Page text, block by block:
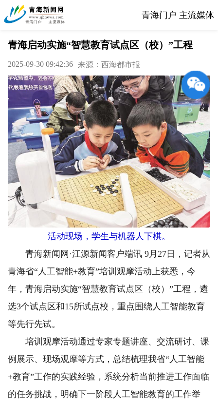
青海门户 主流媒体
青海启动实施“智慧教育试点区（校）”工程
2025-09-30 09:42:36 来源：西海都市报
活动现场，学生与机器人下棋。
青海新闻网·江源新闻客户端讯 9月27日，记者从
青海省“人工智能+教育”培训观摩活动上获悉，今
年，青海启动实施“智慧教育试点区（校）”工程，遴
选3个试点区和15所试点校，重点围绕人工智能教育
等先行先试。
培训观摩活动通过专家专题讲座、交流研讨、课
例展示、现场观摩等方式，总结梳理我省“人工智能
+教育”工作的实践经验，系统分析当前推进工作面临
的任务挑战，明确下一阶段人工智能教育的工作举